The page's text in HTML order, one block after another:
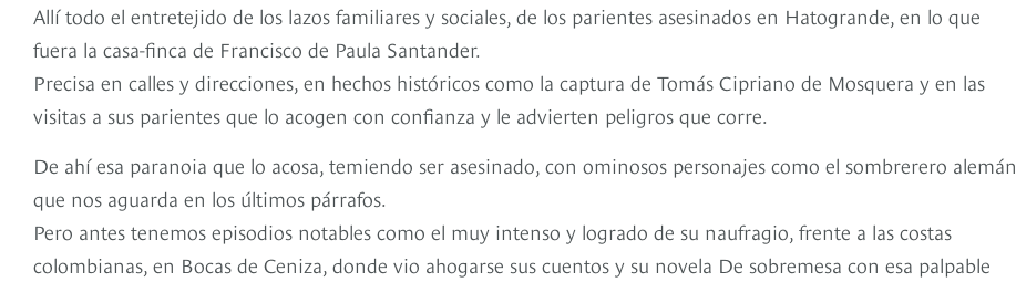
Allí todo el entretejido de los lazos familiares y sociales, de los parientes asesinados en Hatogrande, en lo que
fuera la casa-finca de Francisco de Paula Santander.
Precisa en calles y direcciones, en hechos históricos como la captura de Tomás Cipriano de Mosquera y en las
visitas a sus parientes que lo acogen con confianza y le advierten peligros que corre.
De ahí esa paranoia que lo acosa, temiendo ser asesinado, con ominosos personajes como el sombrerero alemán
que nos aguarda en los últimos párrafos.
Pero antes tenemos episodios notables como el muy intenso y logrado de su naufragio, frente a las costas
colombianas, en Bocas de Ceniza, donde vio ahogarse sus cuentos y su novela De sobremesa con esa palpable